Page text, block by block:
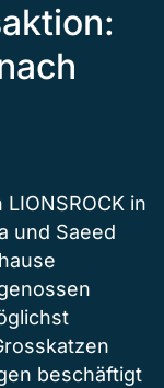
in
und Saeed
beschäftigt